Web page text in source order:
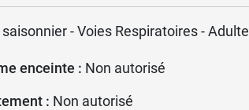
- Voies Respiratoires - Adulte
enceinte : Non autorisé
: Non autorisé